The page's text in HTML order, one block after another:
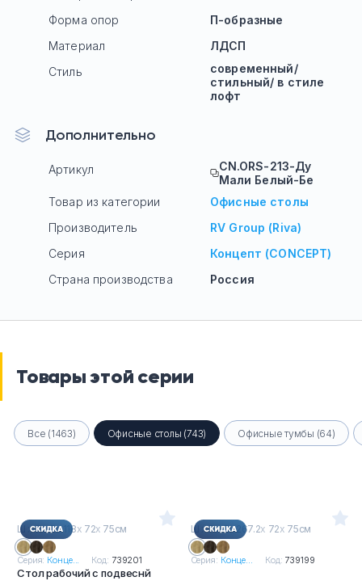
Форма опор
П-образные
Материал
ЛДСП
Стиль
современный/
стильный/ в стиле
лофт
Дополнительно
Артикул
CN.ORS-213-Ду
Мали Белый-Бе
Товар из категории
Офисные столы
Производитель
RV Group (Riva)
Серия
Концепт (CONCEPT)
Страна производства
Россия
Товары этой серии
Все (1463) Офисные столы (743) Офисные тумбы (64)
Ш хГхВ : 118х 72х 75см
Серия: Конце... Код: 739201
Стол рабочий с подвеснй
Ш хГхВ : 267.2х 72х 75см
Серия: Конце... Код: 739199